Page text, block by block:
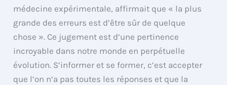
médecine expérimentale, affirmait que « la plus
grande des erreurs est d’être sûr de quelque
chose ». Ce jugement est d’une pertinence
incroyable dans notre monde en perpétuelle
évolution. S’informer et se former, c’est accepter
que l’on n’a pas toutes les réponses et que la